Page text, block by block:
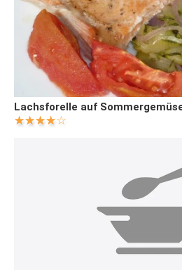
Lachsforelle auf